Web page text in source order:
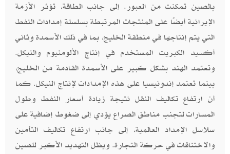
بالصين تمكنت من العبور. إلى جانب الطاقة، تؤثر الأزمة
الإيرانية أيضًا على المنتجات المرتبطة بسلسلة إمدادات النفط
التي يتم إنتاجها في منطقة الخليج، بما في ذلك الأسمدة وثاني
أكسيد الكبريت المستخدم في إنتاج الألومنيوم والنيكل.
وتعتمد الهند بشكل كبير على الأسمدة القادمة من الخليج،
بينما تعتمد إندونيسيا على هذه الإمدادات لإنتاج النيكل. كما
أن ارتفاع تكاليف النقل نتيجة زيادة أسعار النفط وطول
المسارات لتجنب مناطق الصراع يؤدي إلى ضغوط إضافية على
سلاسل الإمداد العالمية، إلى جانب ارتفاع تكاليف التأمين
والاختناقات في حركة التجارة. ويظل التهديد الأكبر للصين